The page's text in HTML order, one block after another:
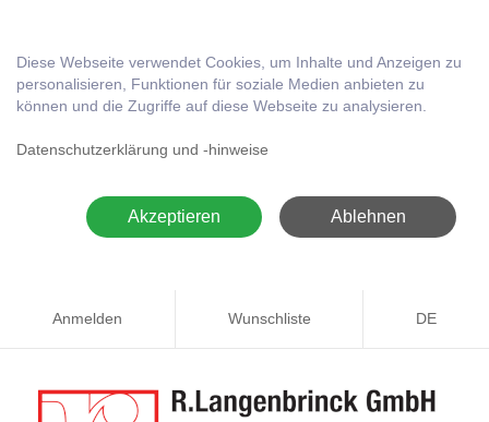
Diese Webseite verwendet Cookies, um Inhalte und Anzeigen zu
personalisieren, Funktionen für soziale Medien anbieten zu
können und die Zugriffe auf diese Webseite zu analysieren.
Datenschutzerklärung und -hinweise
Ablehnen
Akzeptieren
Anmelden Wunschliste DE